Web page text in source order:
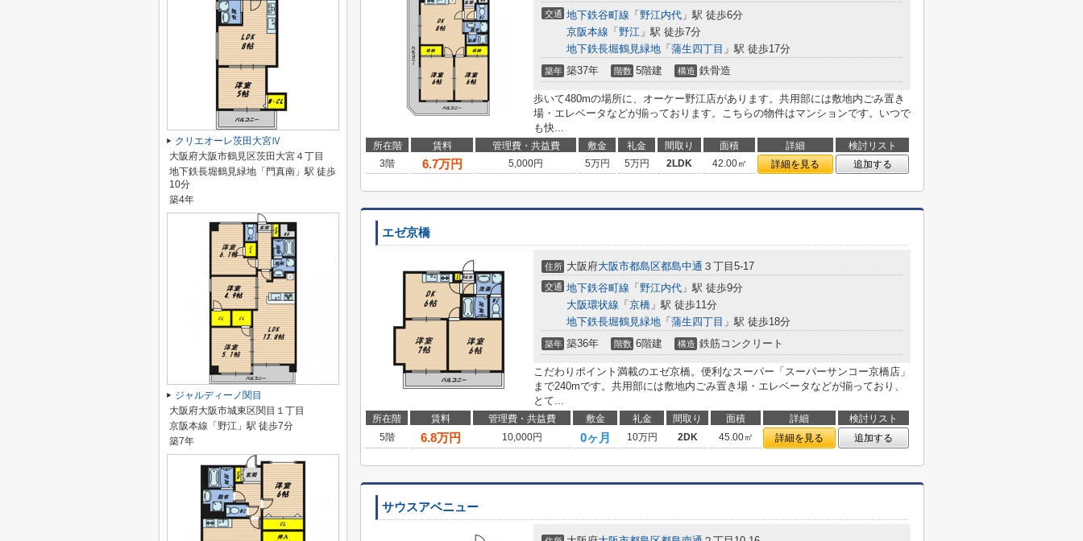
交通 地下鉄谷町線 「 野江内代 」駅 徒歩6分
京阪本線 「 野江 」駅 徒歩7分
地下鉄長堀鶴見緑地 「 蒲生四丁目 」駅 徒歩17分
築年 築37年 階数 5階建 構造 鉄骨造
歩いて480mの場所に、オーケー野江店があります。共用部には敷地内ごみ置き
場・エレベータなどが揃っております。こちらの物件はマンションです。いつで
も快...
所在階 賃料 管理費・共益費 敷金 礼金 間取り 面積 詳細
検討リスト
3階
6.7万円 5,000円 5万円 5万円 2LDK 42.00㎡ 詳細を見る 追加する
エゼ京橋
住所 大阪府大阪市都島区都島中通 ３丁目5-17
交通 地下鉄谷町線 「 野江内代 」駅 徒歩9分
大阪環状線 「 京橋 」駅 徒歩11分
地下鉄長堀鶴見緑地 「 蒲生四丁目 」駅 徒歩18分
築年 築36年 階数 6階建 構造 鉄筋コンクリート
こだわりポイント満載のエゼ京橋。便利なスーパー「スーパーサンコー京橋店」
まで240mです。共用部には敷地内ごみ置き場・エレベータなどが揃っており、
とて...
所在階 賃料 管理費・共益費 敷金 礼金 間取り 面積 詳細
検討リスト
5階
6.8万円 10,000円 0ヶ月 10万円 2DK 45.00㎡ 詳細を見る 追加する
サウスアベニュー
クリエオーレ茨田大宮Ⅳ
大阪府大阪市鶴見区茨田大宮４丁目
地下鉄長堀鶴見緑地「門真南」駅 徒歩
10分
築4年
ジャルディーノ関目
大阪府大阪市城東区関目１丁目
京阪本線「野江」駅 徒歩7分
築7年